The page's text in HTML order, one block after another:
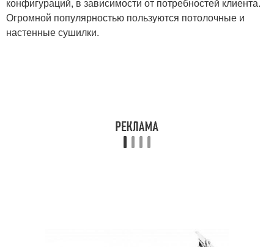
Огромной популярностью пользуются потолочные и
настенные сушилки.